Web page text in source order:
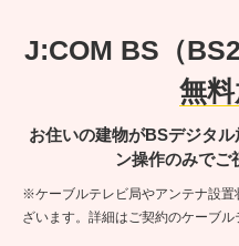
J:COM BS（
無料
お住いの建物がBSデジタ
ン操作のみでご
※ケーブルテレビ局やアンテナ設
ざいます。詳細はご契約のケーブル